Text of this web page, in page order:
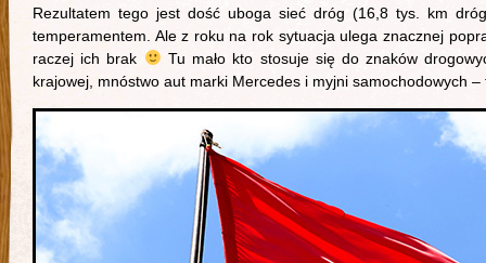
Rezultatem tego jest dość uboga sieć dróg (16,8 tys. km
temperamentem. Ale z roku na rok sytuacja ulega znacznej
raczej ich brak
Tu mało kto stosuje się do znaków
krajowej, mnóstwo aut marki Mercedes i myjni samochodowych